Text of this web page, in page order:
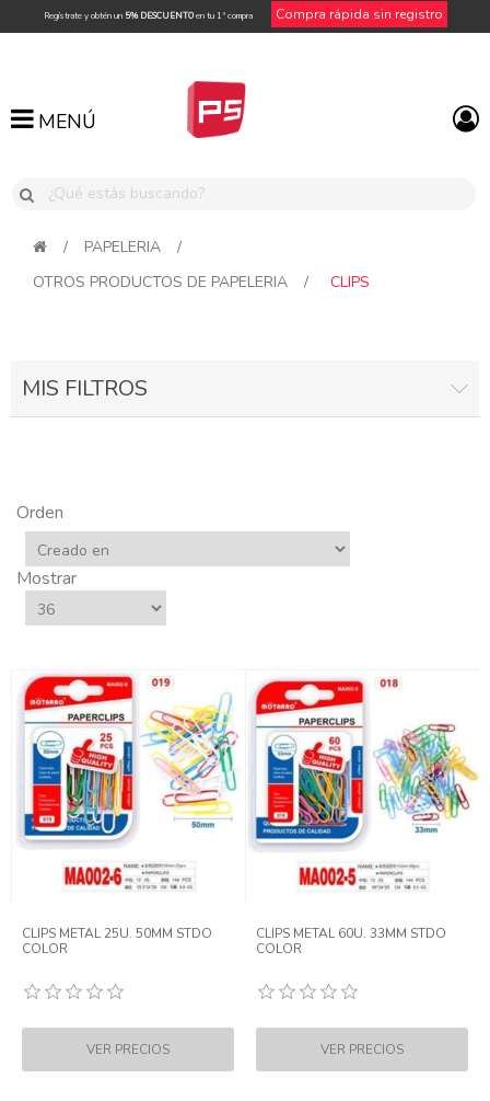
Regístrate y obtén un 5% DESCUENTOen tu 1ª compra Compra rápida sin registro
MENÚ
MENÚ
/ PAPELERIA
/
OTROS PRODUCTOS DE PAPELERIA
/ CLIPS
MIS FILTROS
Orden
Mostrar
CLIPS METAL 25U. 50MM STDO
COLOR
CLIPS METAL 60U. 33MM STDO
COLOR